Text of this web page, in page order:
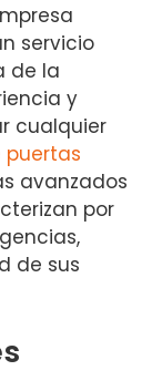
servicio
de la
y
cualquier
puertas
avanzados
por
de sus